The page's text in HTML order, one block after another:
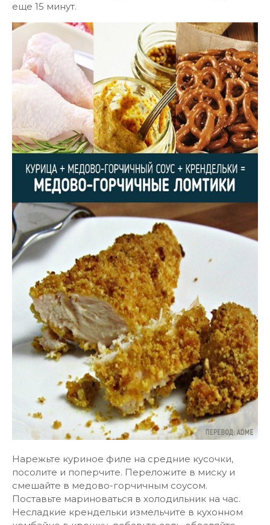
еще 15 минут.
Нарежьте куриное филе на средние кусочки,
посолите и поперчите. Переложите в миску и
смешайте в медово-горчичным соусом.
Поставьте мариноваться в холодильник на час.
Несладкие крендельки измельчите в кухонном